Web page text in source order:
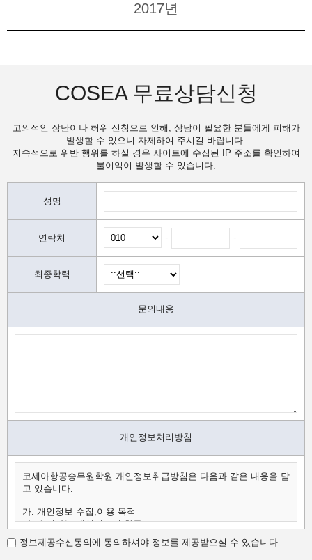
2017년
COSEA 무료상담신청
고의적인 장난이나 허위 신청으로 인해, 상담이 필요한 분들에게 피해가
발생할 수 있으니 자제하여 주시길 바랍니다.
지속적으로 위반 행위를 하실 경우 사이트에 수집된 IP 주소를 확인하여
불이익이 발생할 수 있습니다.
성명
연락처 - -
최종학력
문의내용
개인정보처리방침
코세아항공승무원학원 개인정보취급방침은 다음과 같은 내용을 담
고 있습니다.
가. 개인정보 수집,이용 목적
나. 수집하는 개인정보의 항목
다. 개인정보의 보유 및 이용 기간
가.개인정보 수집,이용 목적
정보제공수신동의에 동의하셔야 정보를 제공받으실 수 있습니다.